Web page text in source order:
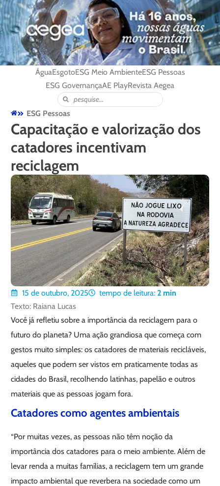
ÁguaEsgotoESG Meio AmbienteESG Pessoas
ESG GovernançaAE PlayRevista Aegea
ESG Pessoas
Capacitação e valorização dos
catadores incentivam
reciclagem
15 de outubro, 2025 tempo de leitura: 2 min
Texto: Raiana Lucas
Você já refletiu sobre a importância da reciclagem para o
futuro do planeta? Uma ação grandiosa que começa com
gestos muito simples: os catadores de materiais recicláveis,
aqueles que podem ser vistos em praticamente todas as
cidades do Brasil, recolhendo latinhas, papelão e outros
materiais que as pessoas jogam fora.
Catadores como agentes ambientais
“Por muitas vezes, as pessoas não têm noção da
importância dos catadores para o meio ambiente. Além de
levar renda a muitas famílias, a reciclagem tem um grande
impacto ambiental que reverbera na sociedade como um